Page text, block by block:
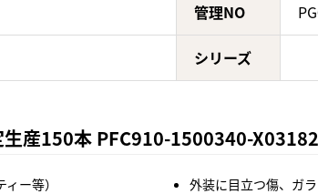
管理NO
シリーズ
産150本 PFC910-1500340-
ー等）
外装に目立つ傷、ガ